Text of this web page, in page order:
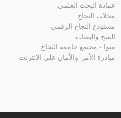
عمادة البحث العلمي
مجلات النجاح
مستودع النجاح الرقمي
المنح والبعثات
سوا - مجتمع جامعة النجاح
مبادرة الأمن والأمان على الانترنت